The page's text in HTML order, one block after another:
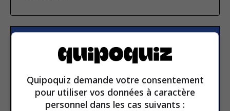
Subscribe to our
newsletter
Email address
Quipoquiz demande votre consentement
pour utiliser vos données à caractère
personnel dans les cas suivants :